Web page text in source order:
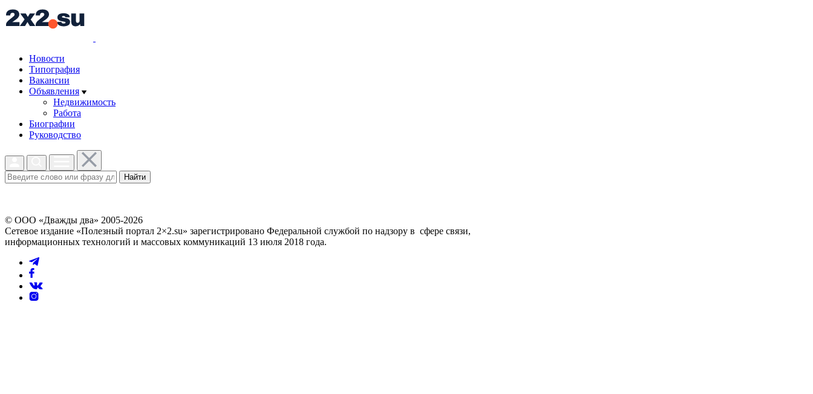
Новости
Типография
Вакансии
Объявления
Недвижимость
Работа
Биографии
Руководство
Найти
© ООО «Дважды два» 2005-2026
Сетевое издание «Полезный портал 2×2.su» зарегистрировано Федеральной службой по надзору в сфере связи,
информационных технологий и массовых коммуникаций 13 июля 2018 года.